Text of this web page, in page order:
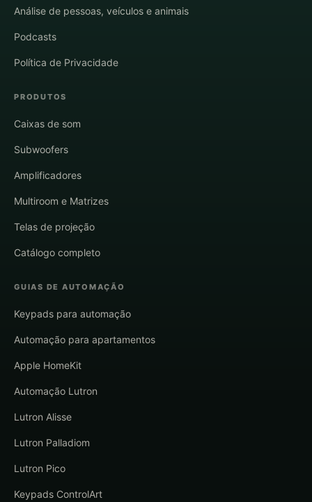
Análise de pessoas, veículos e animais
Podcasts
Política de Privacidade
PRODUTOS
Caixas de som
Subwoofers
Amplificadores
Multiroom e Matrizes
Telas de projeção
Catálogo completo
GUIAS DE AUTOMAÇÃO
Keypads para automação
Automação para apartamentos
Apple HomeKit
Automação Lutron
Lutron Alisse
Lutron Palladiom
Lutron Pico
Keypads ControlArt